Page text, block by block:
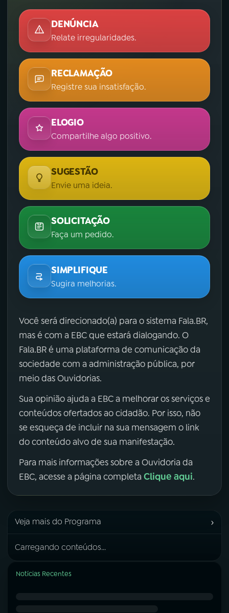
DENÚNCIA
Relate irregularidades.
RECLAMAÇÃO
Registre sua insatisfação.
ELOGIO
Compartilhe algo positivo.
SUGESTÃO
Envie uma ideia.
SOLICITAÇÃO
Faça um pedido.
SIMPLIFIQUE
Sugira melhorias.
Você será direcionado(a) para o sistema Fala.BR,
mas é com a EBC que estará dialogando. O
Fala.BR é uma plataforma de comunicação da
sociedade com a administração pública, por
meio das Ouvidorias.
Sua opinião ajuda a EBC a melhorar os serviços e
conteúdos ofertados ao cidadão. Por isso, não
se esqueça de incluir na sua mensagem o link
do conteúdo alvo de sua manifestação.
Para mais informações sobre a Ouvidoria da
EBC, acesse a página completa Clique aqui.
Veja mais do Programa ›
Carregando conteúdos...
Notícias Recentes